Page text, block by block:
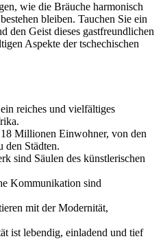
wie die Bräuche harmonisch
bleiben. Tauchen Sie ein
den Geist dieses gastfreundlichen
Aspekte der tschechischen
reiches und vielfältiges
Millionen Einwohner, von den
den Städten.
sind Säulen des künstlerischen
Kommunikation sind
mit der Modernität,
ist lebendig, einladend und tief